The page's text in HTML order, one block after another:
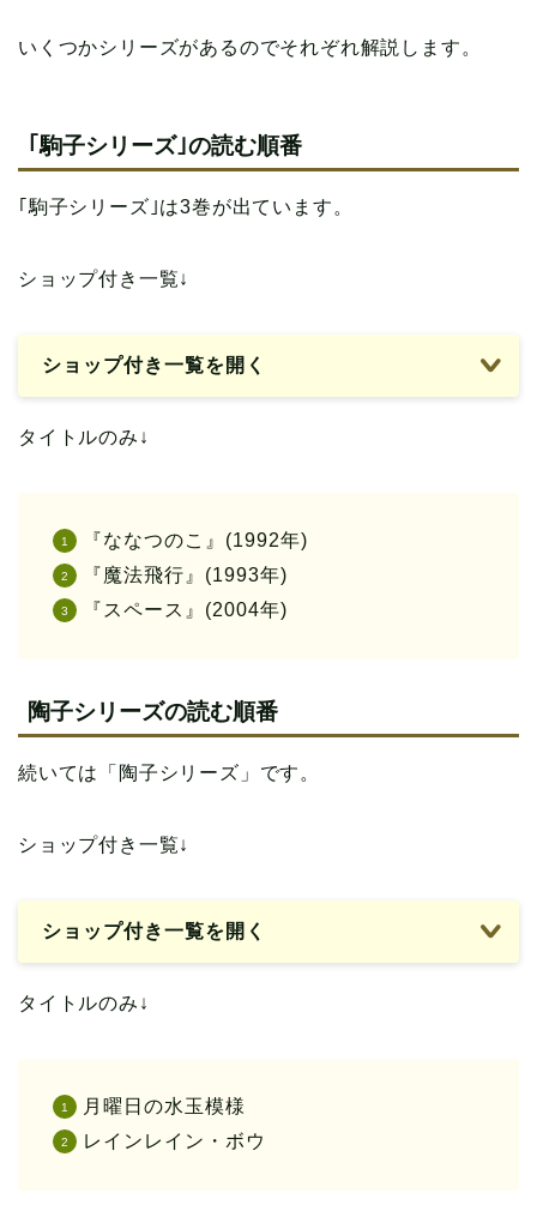
いくつかシリーズがあるのでそれぞれ解説します。
｢駒子シリーズ｣の読む順番
｢駒子シリーズ｣は3巻が出ています。
ショップ付き一覧↓
ショップ付き一覧を開く
タイトルのみ↓
『ななつのこ』(1992年)
『魔法飛行』(1993年)
『スペース』(2004年)
陶子シリーズの読む順番
続いては「陶子シリーズ」です。
ショップ付き一覧↓
ショップ付き一覧を開く
タイトルのみ↓
月曜日の水玉模様
レインレイン・ボウ